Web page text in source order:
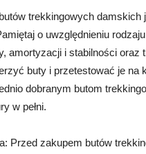
trekkingowych
o uwzględnieniu
amortyzacji i stabilności oraz
buty i przetestować je na
dobranym butom
w pełni.
Przed zakupem butów